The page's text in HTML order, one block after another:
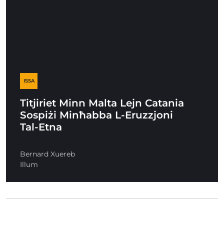
ISSA
Titjiriet Minn Malta Lejn Catania
Sospiżi Minħabba L-Eruzzjoni
Tal-Etna
Bernard Xuereb
Illum